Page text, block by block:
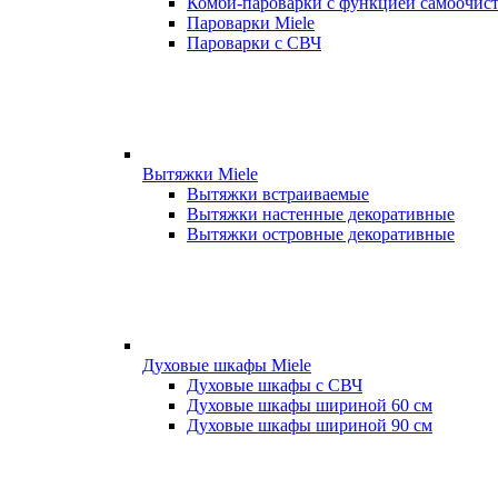
Пароварки Miele
Пароварки с СВЧ
Вытяжки Miele
Вытяжки встраиваемые
Вытяжки настенные декоративные
Вытяжки островные декоративные
Духовые шкафы Miele
Духовые шкафы с СВЧ
Духовые шкафы шириной 60 см
Духовые шкафы шириной 90 см